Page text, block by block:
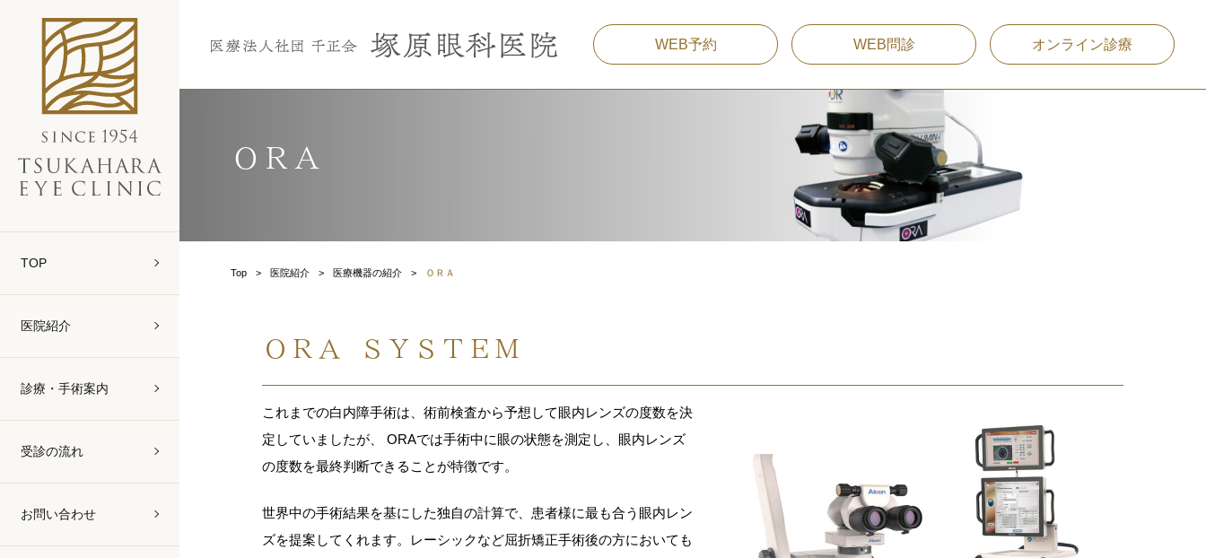
TOP
医院紹介
診療・手術案内
受診の流れ
お問い合わせ
WEB予約 WEB問診 オンライン診療
ＯＲＡ
Top 医院紹介 医療機器の紹介 ＯＲＡ
ＯＲＡ ＳＹＳＴＥＭ
これまでの白内障手術は、術前検査から予想して眼内レンズの度数を決
定していましたが、 ORAでは手術中に眼の状態を測定し、眼内レンズ
の度数を最終判断できることが特徴です。
世界中の手術結果を基にした独自の計算で、患者様に最も合う眼内レン
ズを提案してくれます。レーシックなど屈折矯正手術後の方においても